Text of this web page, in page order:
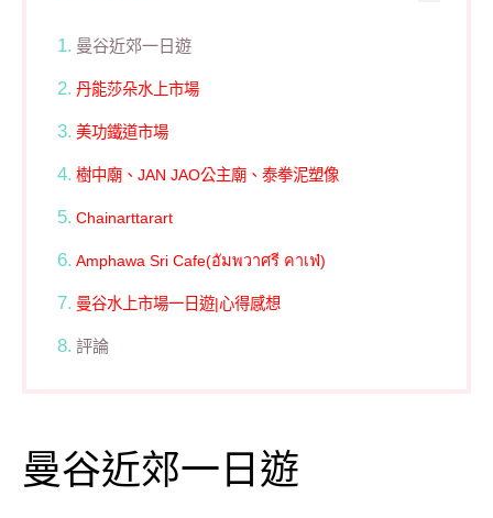
曼谷近郊一日遊
丹能莎朵水上市場
美功鐵道市場
樹中廟、JAN JAO公主廟、泰拳泥塑像
Chainarttarart
Amphawa Sri Cafe(อัมพวาศรี คาเฟ่)
曼谷水上市場一日遊|心得感想
評論
曼谷近郊一日遊